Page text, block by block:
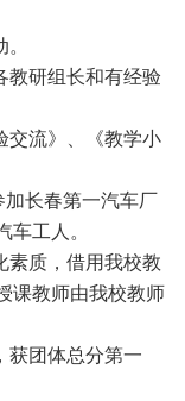
教研组长和有经验
交流》、《教学小
长春第一汽车厂
车工人。
素质，借用我校教
课教师由我校教师
获团体总分第一